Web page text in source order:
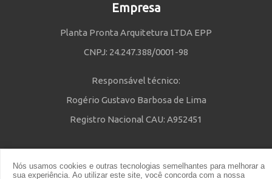
Nós usamos cookies e outras tecnologias semelhantes para melhorar a
sua experiência. Ao utilizar este site, você concorda com a nossa
Empresa
Planta Pronta Arquitetura LTDA EPP
CNPJ: 24.247.388/0001-98
Responsável técnico:
Rogério Gustavo Barbosa de Lima
Registro Nacional CAU: A952451
Política de Privacidade eTermos e Condições | © 2014 - 2021 Powered